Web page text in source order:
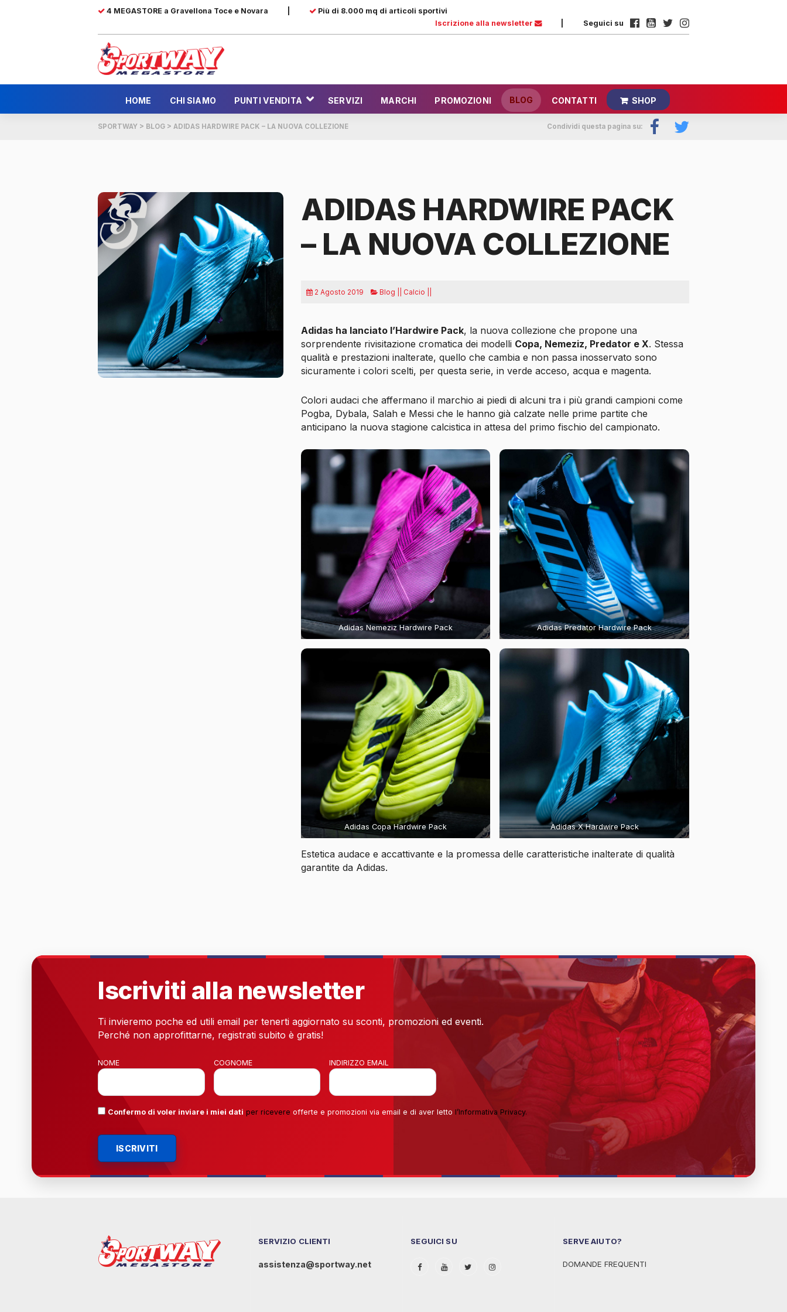
4 MEGASTORE a Gravellona Toce e Novara
Più di 8.000 mq di articoli sportivi
Iscrizione alla newsletter
Seguici su
HOME CHI SIAMO PUNTI VENDITA SERVIZI MARCHI PROMOZIONI BLOG CONTATTI SHOP
SPORTWAY > BLOG > ADIDAS HARDWIRE PACK – LA NUOVA COLLEZIONE Condividi questa pagina su:
ADIDAS HARDWIRE PACK
– LA NUOVA COLLEZIONE
2 Agosto 2019 Blog || Calcio ||
Adidas ha lanciato l’Hardwire Pack, la nuova collezione che propone una
sorprendente rivisitazione cromatica dei modelli Copa, Nemeziz, Predator e X. Stessa
qualità e prestazioni inalterate, quello che cambia e non passa inosservato sono
sicuramente i colori scelti, per questa serie, in verde acceso, acqua e magenta.
Colori audaci che affermano il marchio ai piedi di alcuni tra i più grandi campioni come
Pogba, Dybala, Salah e Messi che le hanno già calzate nelle prime partite che
anticipano la nuova stagione calcistica in attesa del primo fischio del campionato.
Adidas Nemeziz Hardwire Pack Adidas Predator Hardwire Pack
Adidas Copa Hardwire Pack Adidas X Hardwire Pack
Estetica audace e accattivante e la promessa delle caratteristiche inalterate di qualità
garantite da Adidas.
Iscriviti alla newsletter
Ti invieremo poche ed utili email per tenerti aggiornato su sconti, promozioni ed eventi.
Perché non approfittarne, registrati subito è gratis!
NOME COGNOME INDIRIZZO EMAIL
Confermo di voler inviare i miei dati per ricevere offerte e promozioni via email e di aver letto l’Informativa Privacy.
ISCRIVITI
SERVIZIO CLIENTI
assistenza@sportway.net
SEGUICI SU SERVE AIUTO?
DOMANDE FREQUENTI